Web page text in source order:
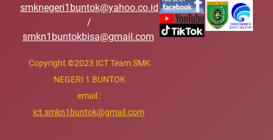
smknegeri1buntok@yahoo.co.id
/
smkn1buntokbisa@gmail.com
Copyright ©2023 ICT Team SMK
NEGERI 1 BUNTOK
email :
ict.smkn1buntok@gmail.com